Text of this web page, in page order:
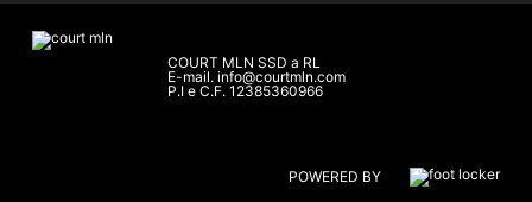
COURT MLN SSD a RL
E-mail. info@courtmln.com
P.I e C.F. 12385360966
POWERED BY